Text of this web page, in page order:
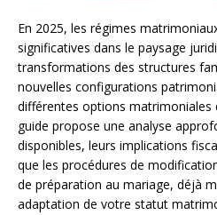
En 2025, les régimes
significatives dans le paysage
transformations des structures
nouvelles configurations
différentes options matrimoniales
guide propose une analyse
disponibles, leurs implications
que les procédures de
de préparation au mariage, déjà
adaptation de votre statut